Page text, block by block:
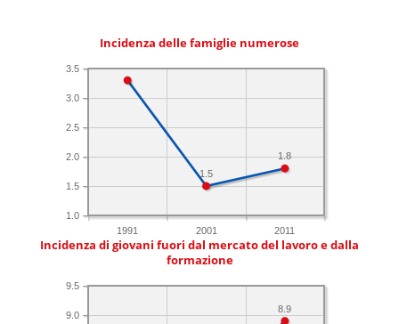
Incidenza delle famiglie numerose
1991 2001 2011
1.0
1.5
2.0
2.5
3.0
3.5
1.8
1.5
Incidenza di giovani fuori dal mercato del lavoro e dalla
formazione
9.0
9.5
8.9